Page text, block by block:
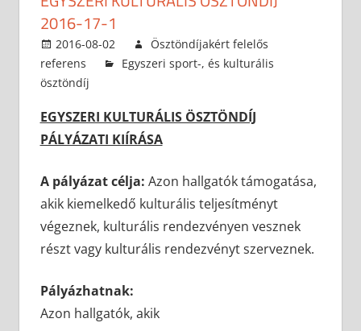
2016-17-1
2016-08-02
Ösztöndíjakért felelős
referens
Egyszeri sport-, és kulturális
ösztöndíj
EGYSZERI KULTURÁLIS ÖSZTÖNDÍJ
PÁLYÁZATI KIÍRÁSA
A pályázat célja: Azon hallgatók támogatása,
akik kiemelkedő kulturális teljesítményt
végeznek, kulturális rendezvényen vesznek
részt vagy kulturális rendezvényt szerveznek.
Pályázhatnak:
Azon hallgatók, akik